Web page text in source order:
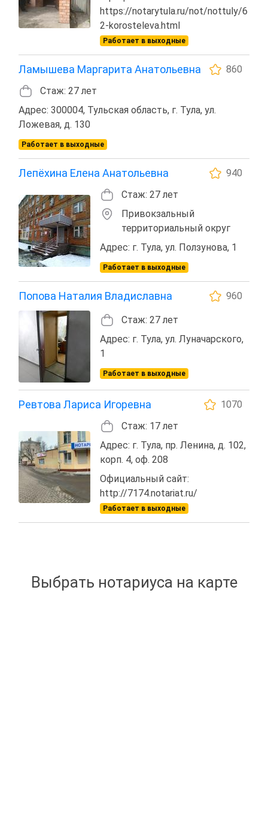
https://notarytula.ru/not/nottuly/6
2-korosteleva.html
Работает в выходные
Ламышева Маргарита Анатольевна
860
Стаж: 27 лет
Адрес: 300004, Тульская область, г. Тула, ул.
Ложевая, д. 130
Работает в выходные
Лепёхина Елена Анатольевна
940
Стаж: 27 лет
Привокзальный
территориальный округ
Адрес: г. Тула, ул. Ползунова, 1
Работает в выходные
Попова Наталия Владиславна 960
Стаж: 27 лет
Адрес: г. Тула, ул. Луначарского,
1
Работает в выходные
Ревтова Лариса Игоревна
1070
Стаж: 17 лет
Адрес: г. Тула, пр. Ленина, д. 102,
корп. 4, оф. 208
Официальный сайт:
http://7174.notariat.ru/
Работает в выходные
Выбрать нотариуса на карте